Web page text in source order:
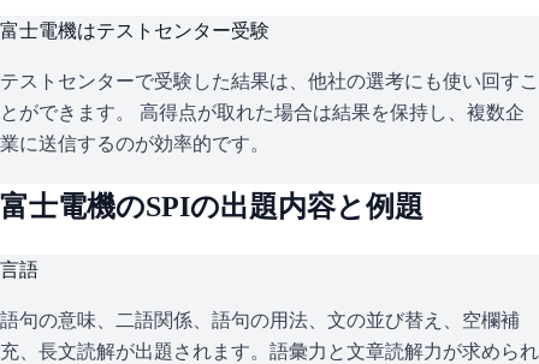
富士電機はテストセンター受験
テストセンターで受験した結果は、他社の選考にも使い回すこ
とができます。 高得点が取れた場合は結果を保持し、複数企
業に送信するのが効率的です。
富士電機のSPIの出題内容と例題
言語
語句の意味、二語関係、語句の用法、文の並び替え、空欄補
充、長文読解が出題されます。語彙力と文章読解力が求められ